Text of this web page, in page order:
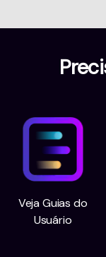
Veja Guias do
Usuário